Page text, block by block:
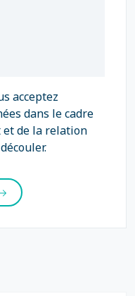
acceptez
dans le cadre
et de la relation